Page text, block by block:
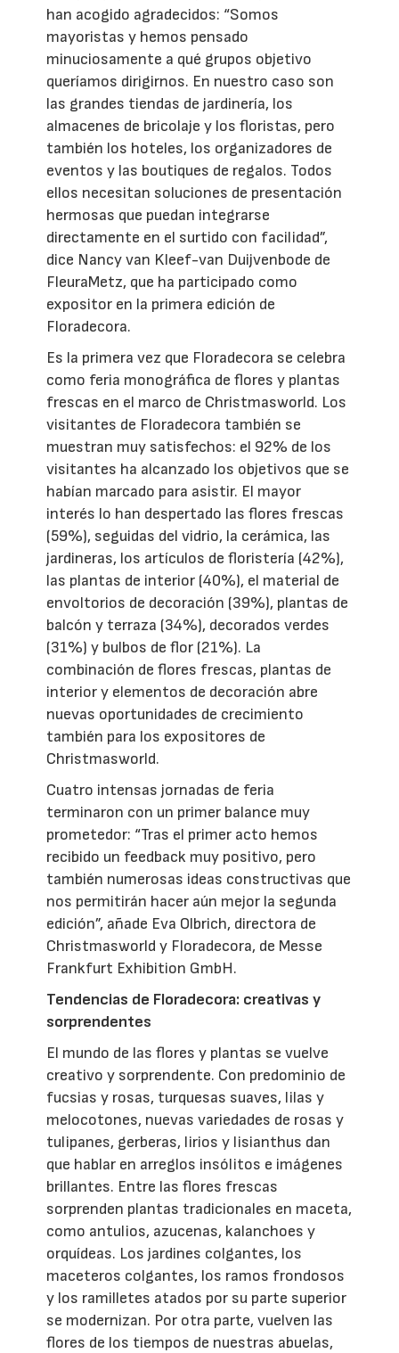
han acogido agradecidos: “Somos
mayoristas y hemos pensado
minuciosamente a qué grupos objetivo
queríamos dirigirnos. En nuestro caso son
las grandes tiendas de jardinería, los
almacenes de bricolaje y los floristas, pero
también los hoteles, los organizadores de
eventos y las boutiques de regalos. Todos
ellos necesitan soluciones de presentación
hermosas que puedan integrarse
directamente en el surtido con facilidad”,
dice Nancy van Kleef-van Duijvenbode de
FleuraMetz, que ha participado como
expositor en la primera edición de
Floradecora.
Es la primera vez que Floradecora se celebra
como feria monográfica de flores y plantas
frescas en el marco de Christmasworld. Los
visitantes de Floradecora también se
muestran muy satisfechos: el 92% de los
visitantes ha alcanzado los objetivos que se
habían marcado para asistir. El mayor
interés lo han despertado las flores frescas
(59%), seguidas del vidrio, la cerámica, las
jardineras, los artículos de floristería (42%),
las plantas de interior (40%), el material de
envoltorios de decoración (39%), plantas de
balcón y terraza (34%), decorados verdes
(31%) y bulbos de flor (21%). La
combinación de flores frescas, plantas de
interior y elementos de decoración abre
nuevas oportunidades de crecimiento
también para los expositores de
Christmasworld.
Cuatro intensas jornadas de feria
terminaron con un primer balance muy
prometedor: “Tras el primer acto hemos
recibido un feedback muy positivo, pero
también numerosas ideas constructivas que
nos permitirán hacer aún mejor la segunda
edición”, añade Eva Olbrich, directora de
Christmasworld y Floradecora, de Messe
Frankfurt Exhibition GmbH.
Tendencias de Floradecora: creativas y
sorprendentes
El mundo de las flores y plantas se vuelve
creativo y sorprendente. Con predominio de
fucsias y rosas, turquesas suaves, lilas y
melocotones, nuevas variedades de rosas y
tulipanes, gerberas, lirios y lisianthus dan
que hablar en arreglos insólitos e imágenes
brillantes. Entre las flores frescas
sorprenden plantas tradicionales en maceta,
como antulios, azucenas, kalanchoes y
orquídeas. Los jardines colgantes, los
maceteros colgantes, los ramos frondosos
y los ramilletes atados por su parte superior
se modernizan. Por otra parte, vuelven las
flores de los tiempos de nuestras abuelas,